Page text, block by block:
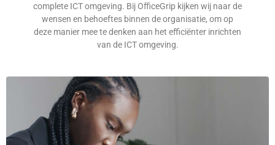
complete ICT omgeving. Bij OfficeGrip kijken wij naar de
wensen en behoeftes binnen de organisatie, om op
deze manier mee te denken aan het efficiënter inrichten
van de ICT omgeving.